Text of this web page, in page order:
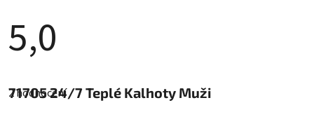
5,0
produktu
2 hodnocení
7170524/7 Teplé Kalhoty Muži